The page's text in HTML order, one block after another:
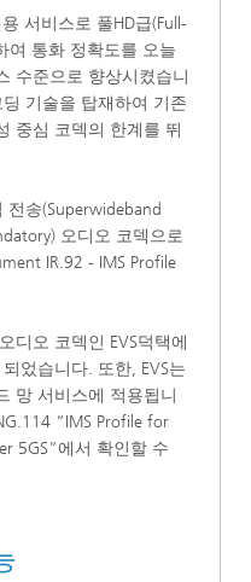
용 서비스로 풀HD급(Full-
여 통화 정확도를 오늘
수준으로 향상시켰습니
기술을 탑재하여 기존
중심 코덱의 한계를 뛰
전송(Superwideband
오디오 코덱으로
IR.92 - IMS Profile
디오 코덱인 EVS덕택에
었습니다. 또한, EVS는
망 서비스에 적용됩니
“IMS Profile for
5GS”에서 확인할 수